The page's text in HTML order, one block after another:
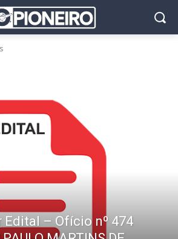
Edital – Ofício nº 474